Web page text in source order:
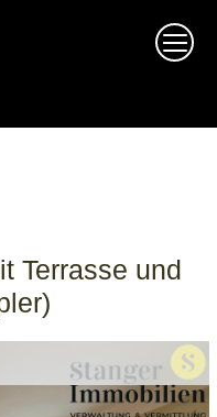
Terrasse und